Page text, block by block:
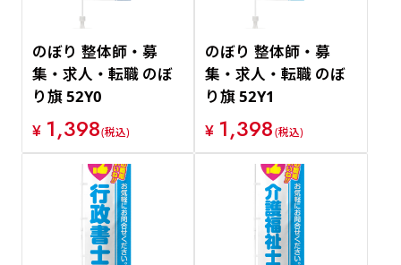
のぼり 整体師・募
集・求人・転職 のぼ
り旗 52Y0
¥ 1,398(税込)
のぼり 整体師・募
集・求人・転職 のぼ
り旗 52Y1
¥ 1,398(税込)